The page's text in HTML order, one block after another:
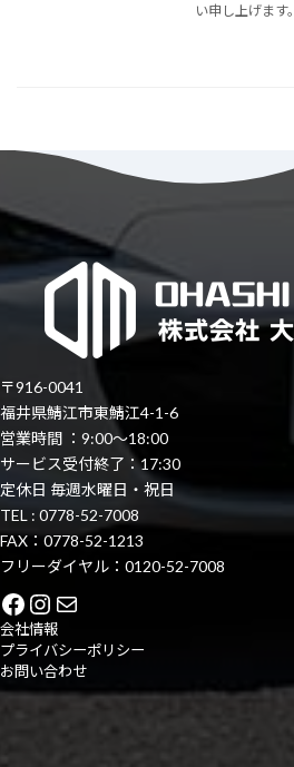
い申し上げます。
〒916-0041
福井県鯖江市東鯖江4-1-6
営業時間 ：9:00～18:00
サービス受付終了：17:30
定休日 毎週水曜日・祝日
TEL : 0778-52-7008
FAX：0778-52-1213
フリーダイヤル：0120-52-7008
Facebook
Instagram
Mail
会社情報
プライバシーポリシー
お問い合わせ